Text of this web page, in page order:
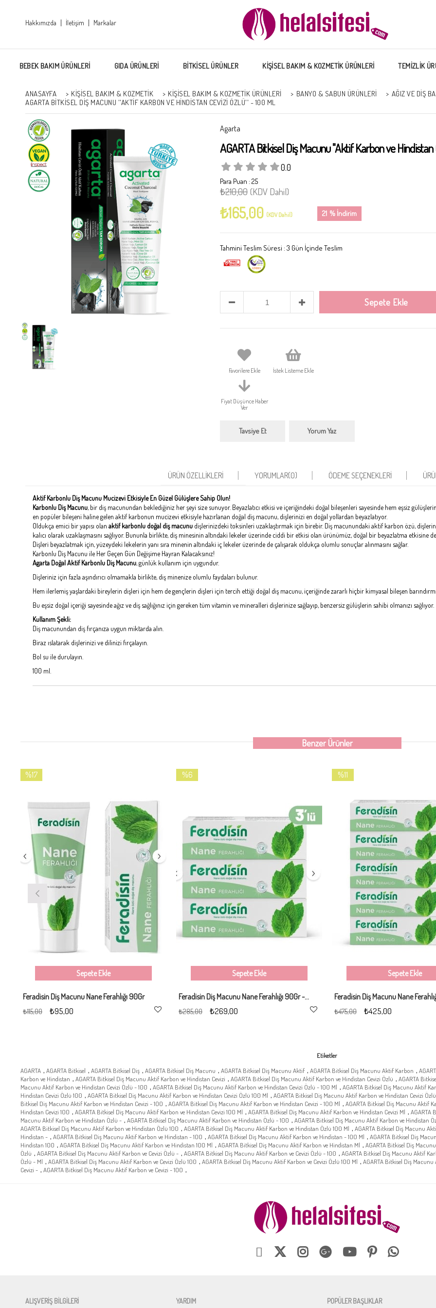
Hakkımızda İletişim Markalar
BEBEK BAKIM ÜRÜNLERİ GIDA ÜRÜNLERİ BİTKİSEL ÜRÜNLER KİŞİSEL BAKIM & KOZMETİK ÜRÜNLERİ TEMİZLİK
ANASAYFA > KİŞİSEL BAKIM & KOZMETİK > KİŞİSEL BAKIM & KOZMETİK ÜRÜNLERİ > BANYO & SABUN ÜRÜNLERI > AĞIZ VE DIŞ
AGARTA BITKISEL DIŞ MACUNU ''AKTIF KARBON VE HINDISTAN CEVIZI ÖZLÜ'' - 100 ML
Agarta
AGARTA Bitkisel Diş Macunu ''Aktif Karbon ve Hindistan
0.0
Para Puan : 25
%
21 İndirim
₺210,00 (KDV Dahil)
₺165,00 (KDV Dahil)
Tahmini Teslim Süresi : 3 Gün İçinde Teslim
Favorilere Ekle İstek Listeme Ekle
Fiyat Düşünce Haber
Ver
Tavsiye Et Yorum Yaz
ÜRÜN ÖZELLIKLERI YORUMLAR(0) ÖDEME SEÇENEKLERI
Aktif Karbonlu Diş Macunu Mucizevi Etkisiyle En Güzel Gülüşlere Sahip Olun!
Karbonlu Diş Macunu, bir diş macunundan beklediğiniz her şeyi size sunuyor. Beyazlatıcı etkisi ve içeriğindeki doğal bileşenleri sayesinde hem eşsiz
en popüler bileşeni haline gelen aktif karbonun mucizevi etkisiyle hazırlanan doğal diş macunu, dişlerinizi en doğal yollardan beyazlatıyor.
Oldukça emici bir yapısı olan aktif karbonlu doğal diş macunu dişlerinizdeki toksinleri uzaklaştırmak için birebir. Diş macunundaki aktif karbon özü,
kalıcı olarak uzaklaşmasını sağlıyor. Bununla birlikte, diş minesinin altındaki lekeler üzerinde ciddi bir etkisi olan ürünümüz, doğal bir beyazlatma etkisine
Dişleri beyazlatmak için, yüzeydeki lekelerin yanı sıra minenin altındaki iç lekeler üzerinde de çalışarak oldukça olumlu sonuçlar alınmasını sağlar.
Karbonlu Diş Macunu ile Her Geçen Gün Değişime Hayran Kalacaksınız!
Agarta Doğal Aktif Karbonlu Diş Macunu, günlük kullanım için uygundur.
Dişleriniz için fazla aşındırıcı olmamakla birlikte, diş minenize olumlu faydaları bulunur.
Hem ilerlemiş yaşlardaki bireylerin dişleri için hem de gençlerin dişleri için tercih ettiği doğal diş macunu, içeriğinde zararlı hiçbir kimyasal bileşen
Bu eşsiz doğal içeriği sayesinde ağız ve diş sağlığınız için gereken tüm vitamin ve mineralleri dişlerinize sağlayıp, benzersiz gülüşlerin sahibi olmanızı sağlıyor.
Kullanım Şekli:
Diş macunundan diş fırçanıza uygun miktarda alın.
Biraz ıslatarak dişlerinizi ve dilinizi fırçalayın.
Bol su ile durulayın.
100 ml.
Benzer Ürünler
Feradisin Diş Macunu Nane Ferahlığı 90Gr
₺95,00
₺115,00
Sepete Ekle
%17
Feradisin Diş Macunu Nane Ferahlığı 90Gr - 3 Adet
₺269,00
₺285,00
Sepete Ekle
%6
₺425,00
₺475,00
Sepete Ekle
%11
%11İndirim
Etiketler
AGARTA , AGARTA Bitkisel , AGARTA Bitkisel Diş , AGARTA Bitkisel Diş Macunu , AGARTA Bitkisel Diş Macunu Aktif , AGARTA Bitkisel Diş Macunu Aktif Karbon ,
Karbon ve Hindistan , AGARTA Bitkisel Diş Macunu Aktif Karbon ve Hindistan Cevizi , AGARTA Bitkisel Diş Macunu Aktif Karbon ve Hindistan Cevizi Özlü , AGARTA
Macunu Aktif Karbon ve Hindistan Cevizi Özlü - 100 , AGARTA Bitkisel Diş Macunu Aktif Karbon ve Hindistan Cevizi Özlü - 100 Ml , AGARTA Bitkisel Diş Macunu Aktif
Hindistan Cevizi Özlü 100 , AGARTA Bitkisel Diş Macunu Aktif Karbon ve Hindistan Cevizi Özlü 100 Ml , AGARTA Bitkisel Diş Macunu Aktif Karbon ve Hindistan Cevizi
Bitkisel Diş Macunu Aktif Karbon ve Hindistan Cevizi - 100 , AGARTA Bitkisel Diş Macunu Aktif Karbon ve Hindistan Cevizi - 100 Ml , AGARTA Bitkisel Diş Macunu Aktif
Hindistan Cevizi 100 , AGARTA Bitkisel Diş Macunu Aktif Karbon ve Hindistan Cevizi 100 Ml , AGARTA Bitkisel Diş Macunu Aktif Karbon ve Hindistan Cevizi Ml , AGARTA
Macunu Aktif Karbon ve Hindistan Özlü - , AGARTA Bitkisel Diş Macunu Aktif Karbon ve Hindistan Özlü - 100 , AGARTA Bitkisel Diş Macunu Aktif Karbon ve Hindistan
AGARTA Bitkisel Diş Macunu Aktif Karbon ve Hindistan Özlü 100 , AGARTA Bitkisel Diş Macunu Aktif Karbon ve Hindistan Özlü 100 Ml , AGARTA Bitkisel Diş Macunu
Hindistan - , AGARTA Bitkisel Diş Macunu Aktif Karbon ve Hindistan - 100 , AGARTA Bitkisel Diş Macunu Aktif Karbon ve Hindistan - 100 Ml , AGARTA Bitkisel Diş
Hindistan 100 , AGARTA Bitkisel Diş Macunu Aktif Karbon ve Hindistan 100 Ml , AGARTA Bitkisel Diş Macunu Aktif Karbon ve Hindistan Ml , AGARTA Bitkisel Diş
Özlü , AGARTA Bitkisel Diş Macunu Aktif Karbon ve Cevizi Özlü - , AGARTA Bitkisel Diş Macunu Aktif Karbon ve Cevizi Özlü - 100 , AGARTA Bitkisel Diş Macunu Aktif
Özlü - Ml , AGARTA Bitkisel Diş Macunu Aktif Karbon ve Cevizi Özlü 100 , AGARTA Bitkisel Diş Macunu Aktif Karbon ve Cevizi Özlü 100 Ml , AGARTA Bitkisel Diş
Cevizi - , AGARTA Bitkisel Diş Macunu Aktif Karbon ve Cevizi - 100 ,
ALIŞVERİŞ BİLGİLERİ YARDIM POPÜLER BAŞLIKLAR